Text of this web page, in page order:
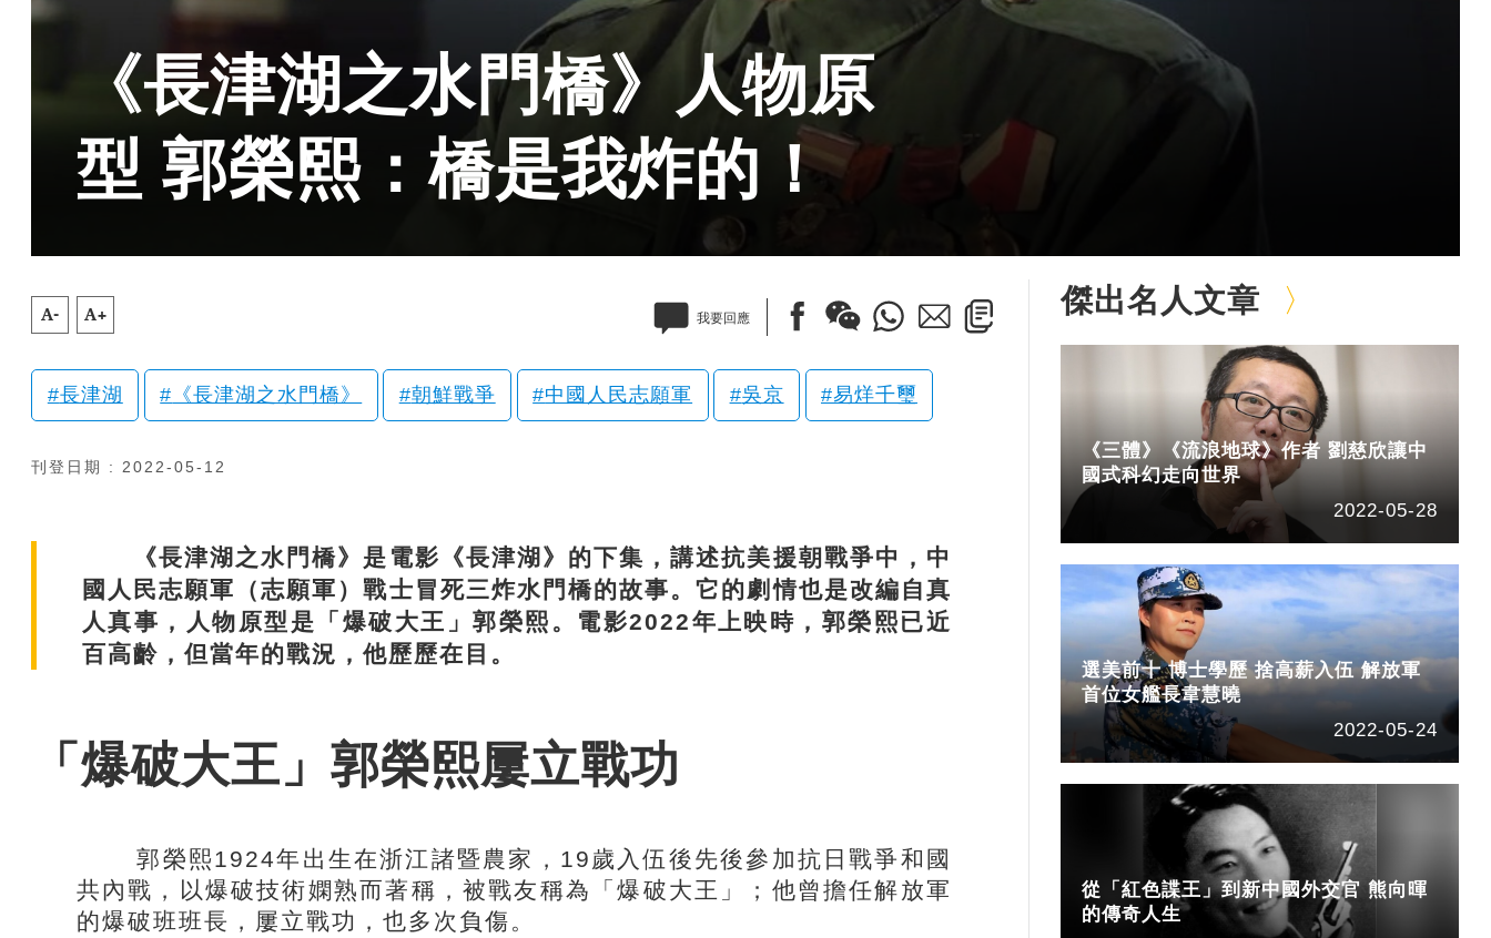
《長津湖之水門橋》人物原
型 郭榮熙：橋是我炸的！
A- A+ 我要回應
長津湖 《長津湖之水門橋》 朝鮮戰爭 中國人民志願軍 吳京 易烊千璽
刊登日期 : 2022-05-12
《長津湖之水門橋》是電影《長津湖》的下集，講述抗美援朝戰爭中，中
國人民志願軍（志願軍）戰士冒死三炸水門橋的故事。它的劇情也是改編自真
人真事，人物原型是「爆破大王」郭榮熙。電影2022年上映時，郭榮熙已近
百高齡，但當年的戰況，他歷歷在目。
「爆破大王」郭榮熙屢立戰功
郭榮熙1924年出生在浙江諸暨農家，19歲入伍後先後參加抗日戰爭和國
共內戰，以爆破技術嫻熟而著稱，被戰友稱為「爆破大王」；他曾擔任解放軍
的爆破班班長，屢立戰功，也多次負傷。
傑出名人文章
《三體》《流浪地球》作者 劉慈欣讓中
國式科幻走向世界
2022-05-28
選美前十 博士學歷 捨高薪入伍 解放軍
首位女艦長韋慧曉
2022-05-24
從「紅色諜王」到新中國外交官 熊向暉
的傳奇人生